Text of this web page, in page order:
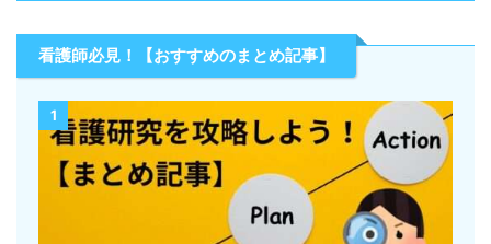
看護師必見！【おすすめのまとめ記事】
1